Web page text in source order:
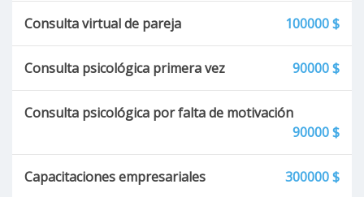
Consulta virtual de pareja 100000 $
Consulta psicológica primera vez 90000 $
Consulta psicológica por falta de motivación
90000 $
Capacitaciones empresariales 300000 $